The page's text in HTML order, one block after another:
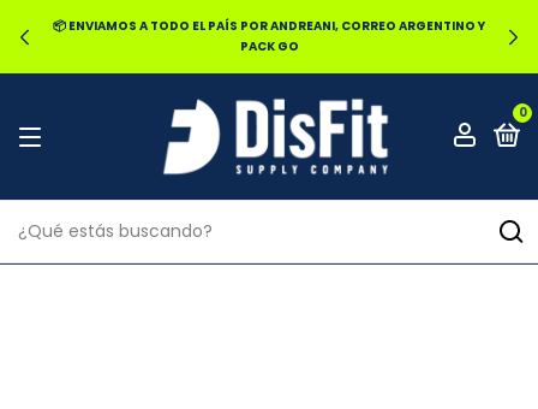
📦 ENVIAMOS A TODO EL PAÍS POR ANDREANI, CORREO ARGENTINO Y
PACK GO
0